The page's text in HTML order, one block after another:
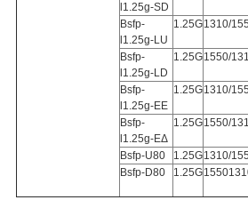
l1.25g-SD
Bsfp-
l1.25g-LU
1.25G1310/
Bsfp-
l1.25g-LD
1.25G1550/
Bsfp-
l1.25g-ΕΕ
1.25G1310/
Bsfp-
l1.25g-ΕΔ
1.25G1550/
Bsfp-U80 1.25G1310/
Bsfp-D80
1.25G